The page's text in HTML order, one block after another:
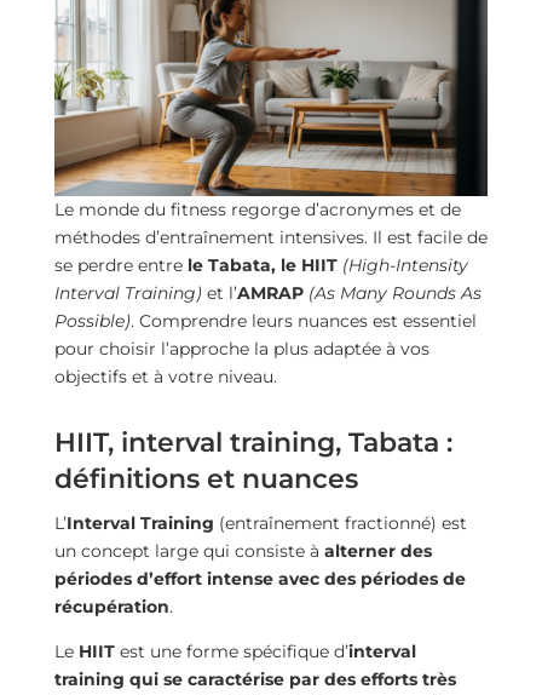
Le monde du fitness regorge d’acronymes et de
méthodes d’entraînement intensives. Il est facile de
se perdre entre le Tabata, le HIIT (High-Intensity
Interval Training)et l’AMRAP (As Many Rounds As
Possible). Comprendre leurs nuances est essentiel
pour choisir l’approche la plus adaptée à vos
objectifs et à votre niveau.
HIIT, interval training, Tabata :
définitions et nuances
L’Interval Training (entraînement fractionné) est
un concept large qui consiste à alterner des
périodes d’effort intense avec des périodes de
récupération.
Le HIITest une forme spécifique d’interval
training qui se caractérise par des efforts très